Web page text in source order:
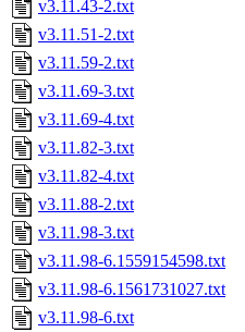
v3.11.43-2.txt
v3.11.51-2.txt
v3.11.59-2.txt
v3.11.69-3.txt
v3.11.69-4.txt
v3.11.82-3.txt
v3.11.82-4.txt
v3.11.88-2.txt
v3.11.98-3.txt
v3.11.98-6.1559154598.txt
v3.11.98-6.1561731027.txt
v3.11.98-6.txt